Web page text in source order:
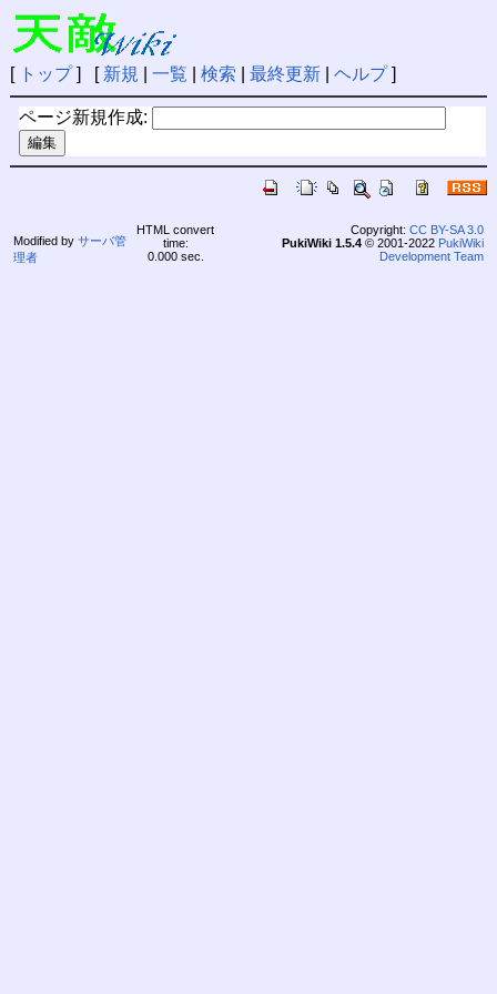
[ トップ] [ 新規 一覧 検索 最終更新| ヘルプ]
ページ新規作成:
Modified by サーバ管
理者
HTML convert
time:
0.000 sec.
Copyright: CC BY-SA 3.0
PukiWiki 1.5.4© 2001-2022 PukiWiki
Development Team